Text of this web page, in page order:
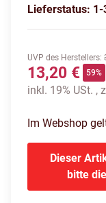
Lieferstatus: 1-
UVP des Herstellers:
13,20 € 59%
inkl. 19% USt. ,
Im Webshop
Dieser
bitte